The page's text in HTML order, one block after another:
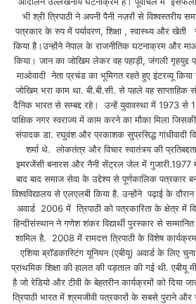
भी श्री त्रिपाठी ने अपनी पैनी नज़रों से विश्वस्तरीय
पत्रकार के रुप में पर्यावरण, शिक्षा , स्वास्थ्य और खेती
किया है।उन्होंने नेपाल के राजनीतिक घटनाक्रम और
किया। जान का जोखिम लेकर वह पहाड़ी, जंगली गृहयुद्द
माओवादी नेता प्रचंड का भूमिगत रहते हुए इंटरव्यू
जोखिम भरा काम था. बी.बी.सी. से पहले वह
दैनिक भारत से सम्बद्द रहे। उन्हें युवावस्था में 1973 से
पाक्षिक नगर स्वराज्य में काम करने का मौका मिला जिसकी
संपादक डा. रघुवंश और प्रकाशक सुप्रसिद्ध गांधीवादी
शर्मा थे. लोकतंत्र और विचार स्वातंत्र्य की
इमरजेंसी बनारस और नैनी सेंट्रल जेल में गुजारी.1977
बाद बाद समाज सेवा के उद्देश्य से पूर्णकालिक पत्रकार
विश्वविद्यालय से एलएलबी किया है. उन्होंने पढ़ाई के
अवार्ड 2006 में त्रिपाठी को पत्रकारिता के क्षेत्र में
हिन्दीसंस्थान ने गणेश शंकर विद्यार्थी पुरस्कार से
शामिल है. 2008 में रामदत्त त्रिपाठी के विशेष
एशिया ब्रॉडकास्टिंग यूनियन (एबीयू) अवार्ड के लिए
प्राथमिक शिक्षा की हालत की पड़ताल की गई थी. एबीयू
है जो रेडियो और टीवी के बेहतरीन कार्यक्रमों को दिया
त्रिपाठी भारत में श्रमजीवी पत्रकारों के सबसे पुराने